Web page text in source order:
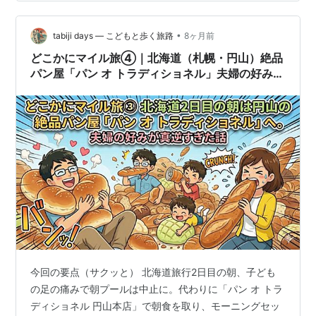
tabiji days ― こどもと歩く旅路 • 8ヶ月前
どこかにマイル旅④｜北海道（札幌・円山）絶品
パン屋「パン オ トラディショネル」夫婦の好みが
今回の要点（サクッと） 北海道旅行2日目の朝、子ども
の足の痛みで朝プールは中止に。代わりに「パン オ トラ
ディショネル 円山本店」で朝食を取り、モーニングセッ